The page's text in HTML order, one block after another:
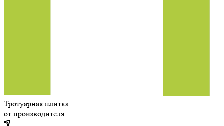
Тротуарная плитка
от производителя